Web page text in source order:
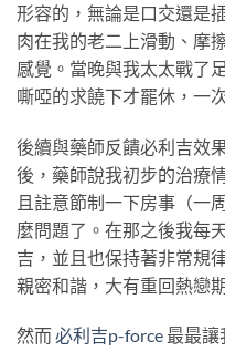
形容的，無論是口交還是
肉在我的老二上滑動、摩
感覺。當晚與我太太戰了
嘶啞的求饒下才罷休，一
後續與藥師反饋必利吉效
後，藥師說我初步的治療
且註意節制一下房事（一
麼問題了。在那之後我每
吉，並且也保持著非常規
親密和諧，大有重回熱戀
然而必利吉p-force 最最讓